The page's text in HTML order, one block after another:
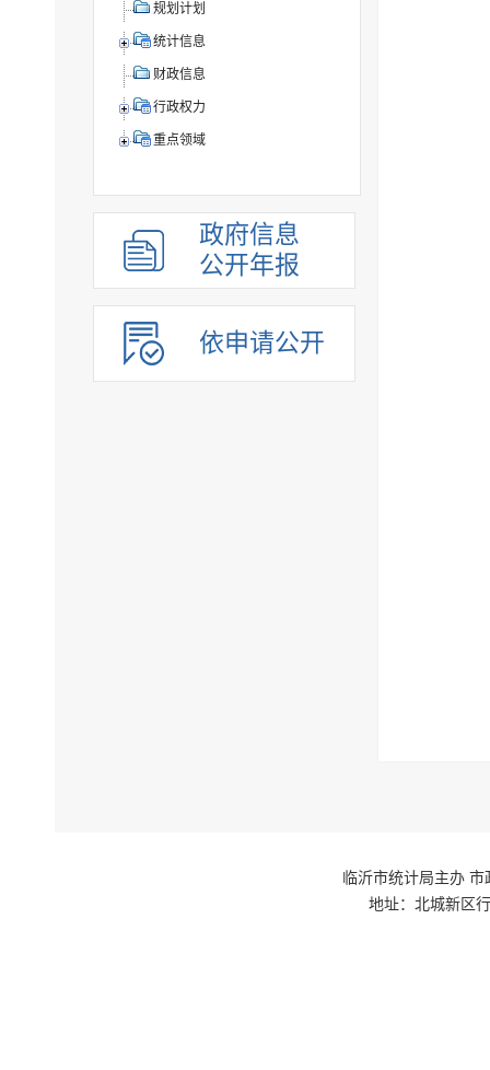
规划计划
统计信息
财政信息
行政权力
重点领域
政府信息
公开年报
依申请公开
临沂市统计局主办 市
地址：北城新区